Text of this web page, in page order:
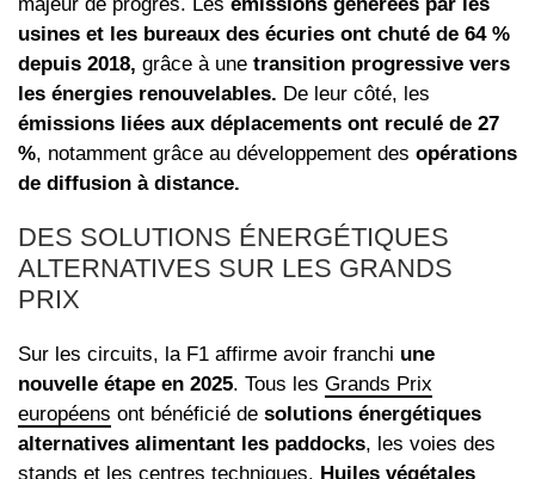
usines et les bureaux des écuries ont chuté de 64 %
depuis 2018, grâce à une transition progressive vers
les énergies renouvelables. De leur côté, les
émissions liées aux déplacements ont reculé de 27
%, notamment grâce au développement des opérations
de diffusion à distance.
DES SOLUTIONS ÉNERGÉTIQUES
ALTERNATIVES SUR LES GRANDS
PRIX
Sur les circuits, la F1 affirme avoir franchi une
nouvelle étape en 2025. Tous les Grands Prix
européens ont bénéficié de solutions énergétiques
alternatives alimentant les paddocks, les voies des
stands et les centres techniques. Huiles végétales